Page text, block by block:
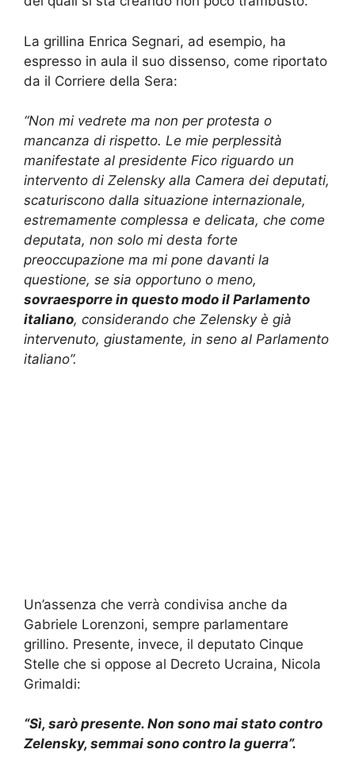
La grillina Enrica Segnari, ad esempio, ha
espresso in aula il suo dissenso, come riportato
da il Corriere della Sera:
“Non mi vedrete ma non per protesta o
mancanza di rispetto. Le mie perplessità
manifestate al presidente Fico riguardo un
intervento di Zelensky alla Camera dei deputati,
scaturiscono dalla situazione internazionale,
estremamente complessa e delicata, che come
deputata, non solo mi desta forte
preoccupazione ma mi pone davanti la
questione, se sia opportuno o meno,
sovraesporre in questo modo il Parlamento
italiano, considerando che Zelensky è già
intervenuto, giustamente, in seno al Parlamento
italiano”.
Un’assenza che verrà condivisa anche da
Gabriele Lorenzoni, sempre parlamentare
grillino. Presente, invece, il deputato Cinque
Stelle che si oppose al Decreto Ucraina, Nicola
Grimaldi:
“Sì, sarò presente. Non sono mai stato contro
Zelensky, semmai sono contro la guerra”.